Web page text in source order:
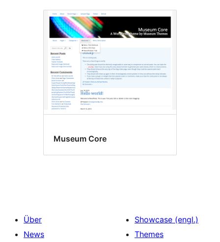
Museum Core
Über
News
Showcase (engl.)
Themes